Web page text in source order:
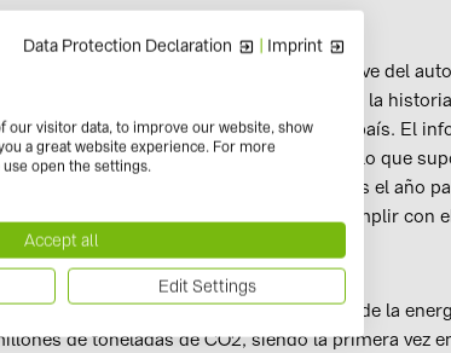
ha analizado las cifras clave del
inicial es notable. Por primera vez en la
superado a la de la energía nuclear en el país. El
1.943 MWde capacidad fotovoltaica, lo que
este retroceso, estos casi 2 GW instalados el año
APPA Renovables, ya que permitirá cumplir con
2023 que marca el PNIEC.
en 1,2 puntos del aprovechamiento de la
de toneladas de CO2, siendo la primera vez
Data Protection Declaration | Imprint
our visitor data, to improve our website, show
a great website experience. For more
open the settings.
Accept all
Edit Settings